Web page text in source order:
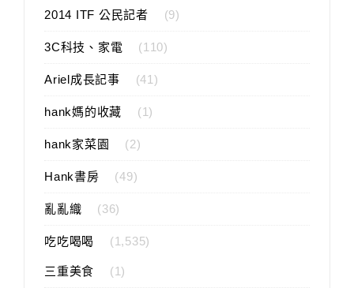
2014 ITF 公民記者 (9)
3C科技、家電 (110)
Ariel成長記事 (41)
hank媽的收藏 (1)
hank家菜園 (2)
Hank書房 (49)
亂亂織 (36)
吃吃喝喝 (1,535)
三重美食 (1)